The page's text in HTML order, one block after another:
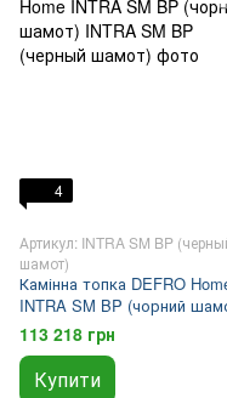
4
Артикул: INTRA SM BP
шамот)
Камінна топка DEFRO
INTRA SM BP (чорний
113 218 грн
Купити